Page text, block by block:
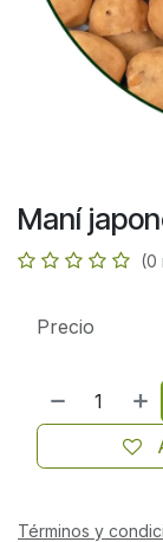
Maní
(0
Precio
Términos y